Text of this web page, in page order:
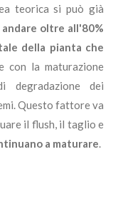
teorica si può già
oltre all'80%
della pianta che
con la maturazione
degradazione dei
Questo fattore va
il flush, il taglio e
a maturare.